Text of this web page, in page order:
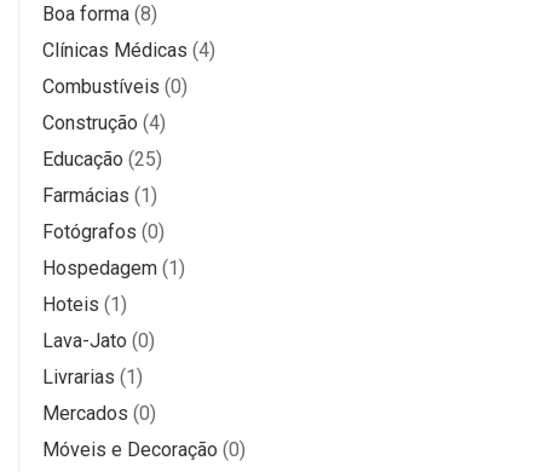
Boa forma (8)
Clínicas Médicas (4)
Combustíveis (0)
Construção (4)
Educação (25)
Farmácias (1)
Fotógrafos (0)
Hospedagem (1)
Hoteis (1)
Lava-Jato (0)
Livrarias (1)
Mercados (0)
Móveis e Decoração (0)